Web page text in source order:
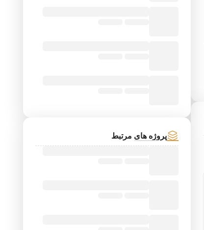
پروژه های مرتبط